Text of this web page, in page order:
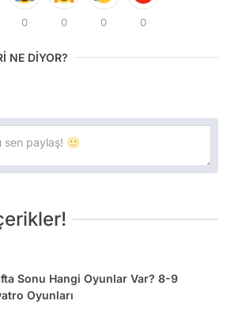
0 0 0 0
NE DİYOR?
Sonu Hangi Oyunlar Var? 8-9
Oyunları